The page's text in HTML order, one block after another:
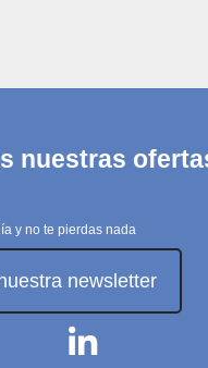
nuestras
y no te pierdas nada
newsletter